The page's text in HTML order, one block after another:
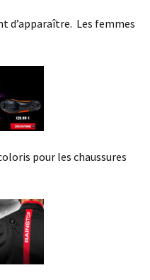
d’apparaître. Les femmes
pour les chaussures